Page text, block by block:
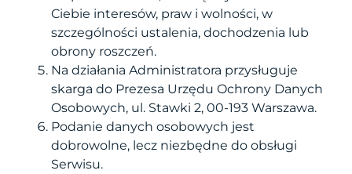
Ciebie interesów, praw i wolności, w
szczególności ustalenia, dochodzenia lub
obrony roszczeń.
Na działania Administratora przysługuje
skarga do Prezesa Urzędu Ochrony Danych
Osobowych, ul. Stawki 2, 00-193 Warszawa.
Podanie danych osobowych jest
dobrowolne, lecz niezbędne do obsługi
Serwisu.